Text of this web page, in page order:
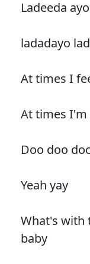
Ladeeda ayo
ladadayo
At times I
At times
Doo doo
Yeah yay
What's with
baby